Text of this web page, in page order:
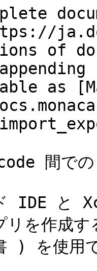
of
as
間での
IDE と
を作成す
) を使用